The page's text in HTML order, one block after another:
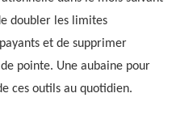
doubler les limites
et de supprimer
pointe. Une aubaine pour
ces outils au quotidien.